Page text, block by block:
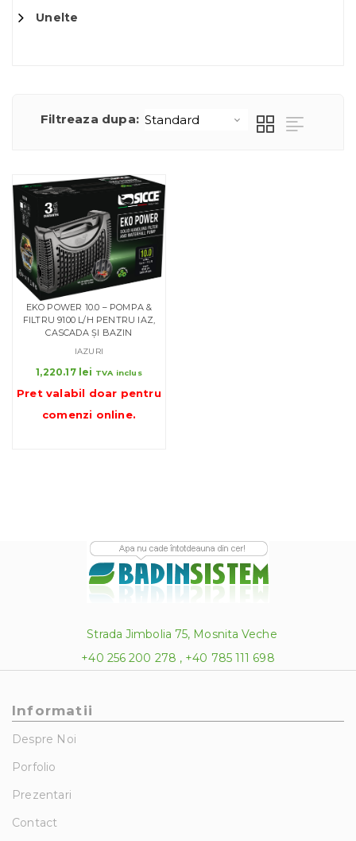
Unelte
Filtreaza dupa:
EKO POWER 10.0 – POMPA &
FILTRU 9100 L/H PENTRU IAZ,
CASCADA ȘI BAZIN
IAZURI
1,220.17 lei TVA inclus
Pret valabil doar pentru
comenzi online.
Strada Jimbolia 75, Mosnita Veche
+40 256 200 278 , +40 785 111 698
Informatii
Despre Noi
Porfolio
Prezentari
Contact